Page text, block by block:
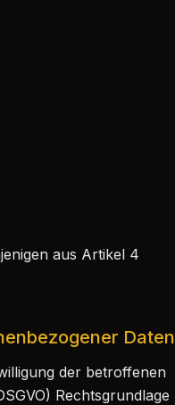
aus Artikel 4
Daten
der betroffenen
Rechtsgrundlage